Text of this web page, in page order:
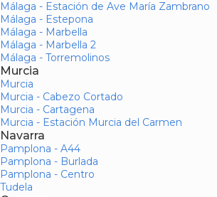
Málaga - Estación de Ave María Zambrano
Málaga - Estepona
Málaga - Marbella
Málaga - Marbella 2
Málaga - Torremolinos
Murcia
Murcia
Murcia - Cabezo Cortado
Murcia - Cartagena
Murcia - Estación Murcia del Carmen
Navarra
Pamplona - A44
Pamplona - Burlada
Pamplona - Centro
Tudela